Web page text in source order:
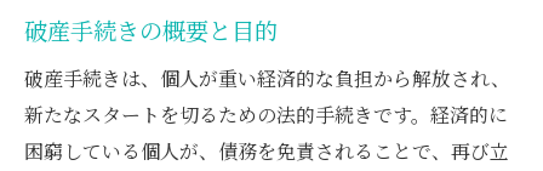
個人の状況に応じた破産手続き弁護士の選択基
準
個人の財産状況を考慮した手続き選択
弁護士が推奨する手続きの選択基準
破産手続きの概要と目的
破産手続きは、個人が重い経済的な負担から解放され、
新たなスタートを切るための法的手続きです。経済的に
困窮している個人が、債務を免責されることで、再び立